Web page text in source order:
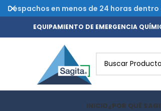
EQUIPAMIENTO DE EMERGENCIA
INICIO¿POR QUÉ
Despachos en menos de 24 horas